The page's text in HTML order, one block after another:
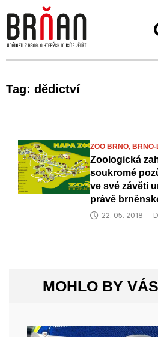
Tag: dědictví
ZOO BRNO,
Zoologická
soukromé
ve své závěti
právě
22. 05. 2018
MOHLO BY